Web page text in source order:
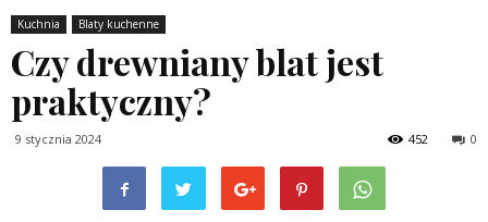
Kuchnia Blaty kuchenne
Czy drewniany blat jest
praktyczny?
9 stycznia 2024 0
452